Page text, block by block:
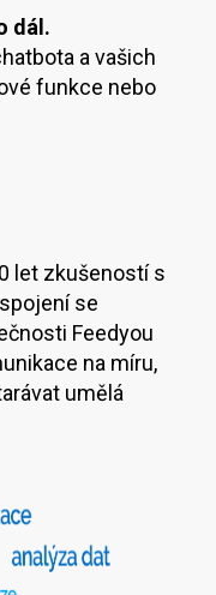
dál.
a vašich
funkce nebo
let zkušeností s
se
Feedyou
na míru,
umělá